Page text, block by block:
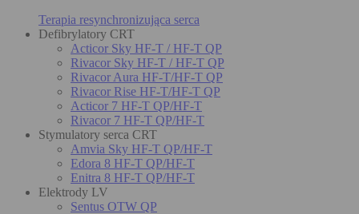
Terapia resynchronizująca serca
Defibrylatory CRT
Acticor Sky HF-T / HF-T QP
Rivacor Sky HF-T / HF-T QP
Rivacor Aura HF-T/HF-T QP
Rivacor Rise HF-T/HF-T QP
Acticor 7 HF-T QP/HF-T
Rivacor 7 HF-T QP/HF-T
Stymulatory serca CRT
Amvia Sky HF-T QP/HF-T
Edora 8 HF-T QP/HF-T
Enitra 8 HF-T QP/HF-T
Elektrody LV
Sentus OTW QP